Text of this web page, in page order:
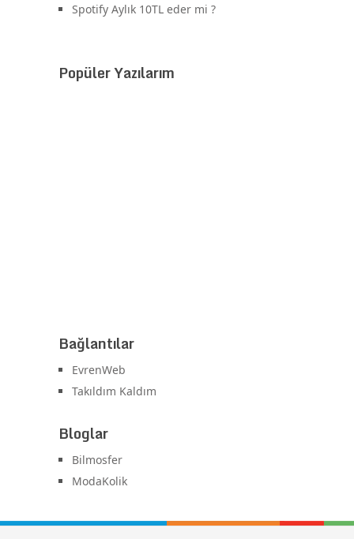
Spotify Aylık 10TL eder mi ?
Popüler Yazılarım
Bağlantılar
EvrenWeb
Takıldım Kaldım
Bloglar
Bilmosfer
ModaKolik